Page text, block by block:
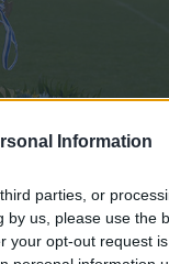
Information
parties, or
us, please use the
your opt-out request